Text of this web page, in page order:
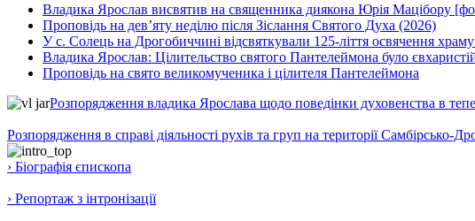
Владика Ярослав висвятив на священника диякона Юрія Мацібору
Проповідь на дев’яту неділю після Зіслання Святого Духа (2026)
У с. Солець на Дрогобиччині відсвяткували 125-ліття освячення
Владика Ярослав: Цілительство святого Пантелеймона було
Проповідь на свято великомученика і цілителя Пантелеймона
Розпорядження владика Ярослава щодо поведінки духовенства в
Розпорядження в справі діяльності рухів та груп на території Самбірсько-
› Біографія єпископа
› Репортаж з інтронізації